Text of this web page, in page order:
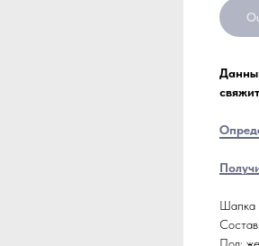
Шапка